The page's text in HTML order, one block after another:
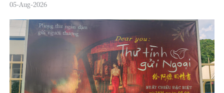
05-Aug-2026